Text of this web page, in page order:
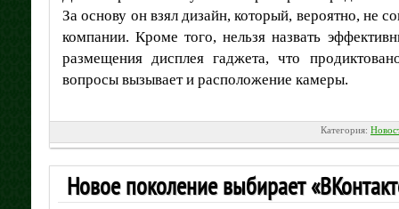
За основу он взял дизайн, который, вероятно, не
компании. Кроме того, нельзя назвать
размещения дисплея гаджета, что
вопросы вызывает и расположение камеры.
Категория:
Новое поколение выбирает